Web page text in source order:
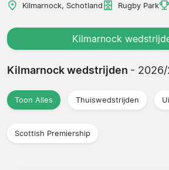
Kilmarnock, Schotland Rugby Park
Kilmarnock
Kilmarnock wedstrijden -
Toon Alles Thuiswedstrijden
Scottish Premiership